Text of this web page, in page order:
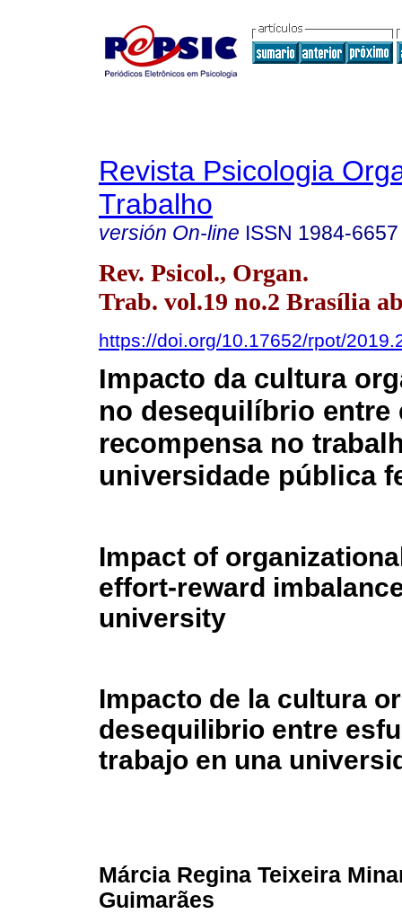
Revista Psicologia
Trabalho
versión On-line ISSN 1984-6657
Rev. Psicol., Organ.
Trab. vol.19 no.2 Brasília
https://doi.org/10.17652/rpot/
Impacto da cultura
no desequilíbrio entre
recompensa no
universidade pública
Impact of
effort-reward
university
Impacto de la cultura
desequilibrio entre
trabajo en una
Márcia Regina Teixeira
Guimarães